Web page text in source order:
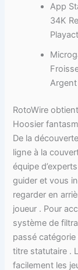
App
34K
RotoWire
Hoosier
De la
ligne à la
équipe
guider et vous
regarder en
joueur . Pour
système de
passé
titre statutaire .
facilement les